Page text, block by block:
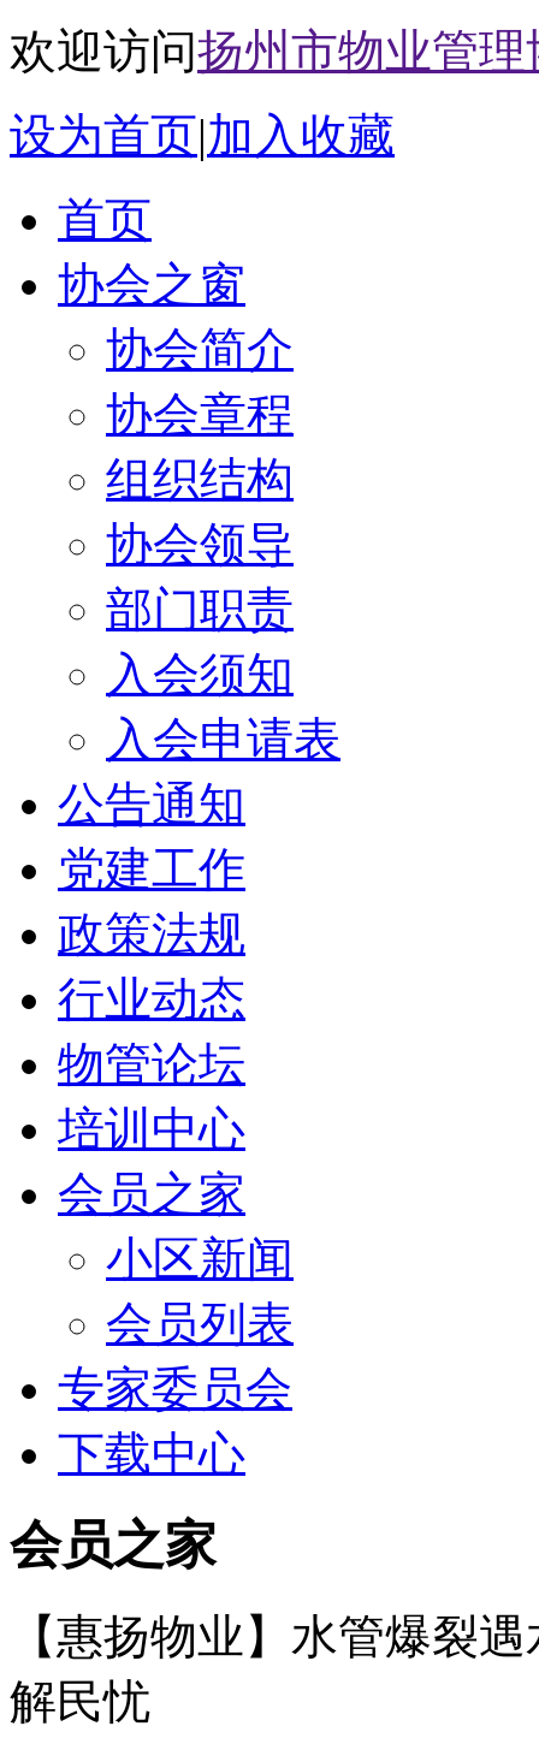
欢迎访问扬州市物业管理
设为首页|加入收藏
首页
协会之窗
协会简介
协会章程
组织结构
协会领导
部门职责
入会须知
入会申请表
公告通知
党建工作
政策法规
行业动态
物管论坛
培训中心
会员之家
小区新闻
会员列表
专家委员会
下载中心
会员之家
【惠扬物业】水管爆裂
解民忧